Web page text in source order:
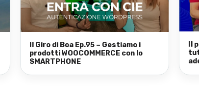
Il Giro di Boa Ep.95 – Gestiamo i
prodotti WOOCOMMERCE con lo
SMARTPHONE
Il